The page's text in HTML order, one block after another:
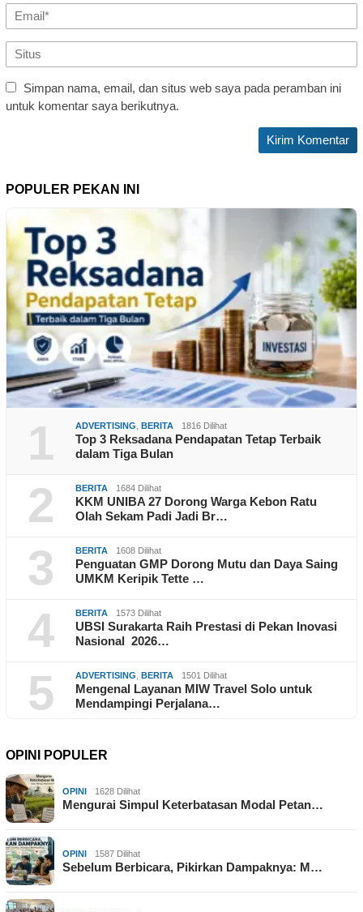
Simpan nama, email, dan situs web saya pada peramban ini
untuk komentar saya berikutnya.
POPULER PEKAN INI
1 ADVERTISING BERITA 1816 Dilihat
Top 3 Reksadana Pendapatan Tetap Terbaik
dalam Tiga Bulan
2 BERITA 1684 Dilihat
KKM UNIBA 27 Dorong Warga Kebon Ratu
Olah Sekam Padi Jadi Br…
3 BERITA 1608 Dilihat
Penguatan GMP Dorong Mutu dan Daya Saing
UMKM Keripik Tette …
4 BERITA 1573 Dilihat
UBSI Surakarta Raih Prestasi di Pekan Inovasi
Nasional 2026…
5 ADVERTISING BERITA 1501 Dilihat
Mengenal Layanan MIW Travel Solo untuk
Mendampingi Perjalana…
OPINI POPULER
OPINI 1628 Dilihat
Mengurai Simpul Keterbatasan Modal Petan…
OPINI 1587 Dilihat
Sebelum Berbicara, Pikirkan Dampaknya: M…